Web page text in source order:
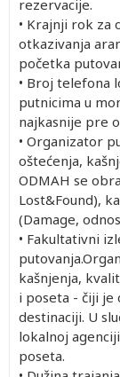
rezervacije.
• Krajnji rok za
otkazivanja
početka
• Broj telefona
putnicima u
najkasnije pre
• Organizator
oštećenja,
ODMAH se
Lost&Found),
(Damage,
• Fakultativni
kašnjenja,
i poseta - čiji je
destinaciji. U
lokalnoj
poseta.